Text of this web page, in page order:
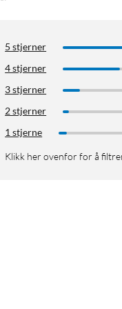
5 stjerner
4 stjerner
3 stjerner
2 stjerner
1 stjerne
Klikk her ovenfor for å